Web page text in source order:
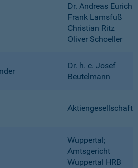
Dr. Andreas Eurich
Frank Lamsfuß
Christian Ritz
Oliver Schoeller
Dr. h. c. Josef
Beutelmann
Aktiengesellschaft
Wuppertal;
Amtsgericht
Wuppertal HRB